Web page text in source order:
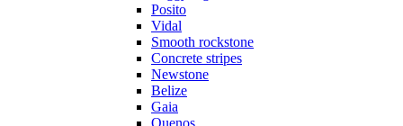
Posito
Vidal
Smooth rockstone
Concrete stripes
Newstone
Belize
Gaia
Quenos